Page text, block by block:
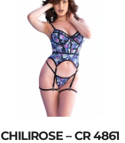
CHILIROSE – CR 4861